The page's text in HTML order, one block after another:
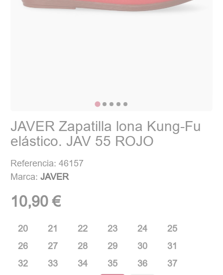
JAVER Zapatilla lona Kung-Fu
elástico. JAV 55 ROJO
Referencia: 46157
Marca:JAVER
10,90 €
20 21 22 23 24
25
26
27 28 29 30
31
32
33 34 35 36
37